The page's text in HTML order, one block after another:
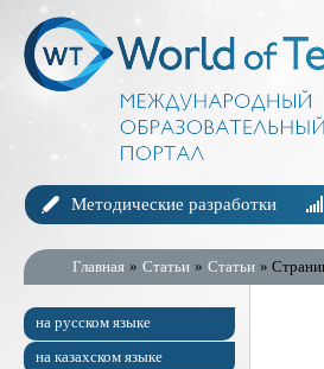
Методические разработки
Главная » Статьи » Статьи »
на русском языке
на казахском языке